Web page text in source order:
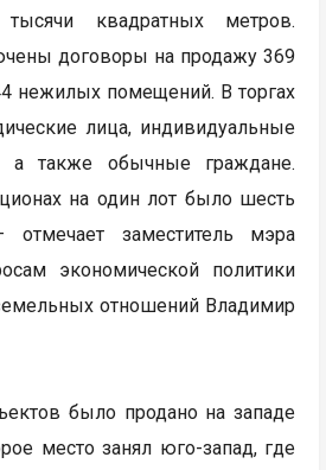
квадратных метров.
договоры на продажу 369
нежилых помещений. В торгах
лица, индивидуальные
а также обычные граждане.
на один лот было шесть
отмечает заместитель мэра
экономической политики
отношений Владимир
было продано на западе
место занял юго-запад, где